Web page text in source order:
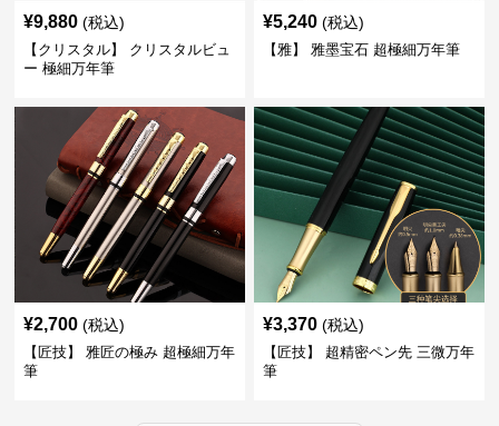
¥9,880 (税込)
【クリスタル】 クリスタルビュ
ー 極細万年筆
¥5,240 (税込)
【雅】 雅墨宝石 超極細万年筆
¥2,700 (税込)
【匠技】 雅匠の極み 超極細万年
筆
¥3,370 (税込)
【匠技】 超精密ペン先 三微万年
筆